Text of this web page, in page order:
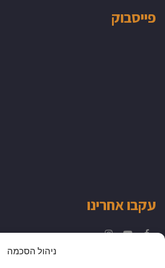
ניהול הסכמה
פייסבוק
עקבו אחרינו